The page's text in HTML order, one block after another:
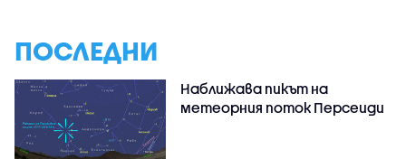
ПОСЛЕДНИ
Наближава пикът на
метеорния поток Персеиди